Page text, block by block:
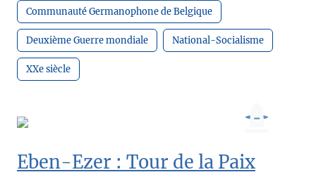
Communauté Germanophone de Belgique
Deuxième Guerre mondiale National-Socialisme
XXe siècle
Eben-Ezer : Tour de la Paix